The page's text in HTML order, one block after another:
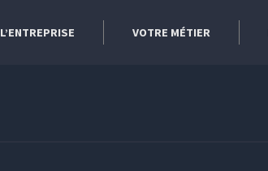
L’ENTREPRISE VOTRE MÉTIER